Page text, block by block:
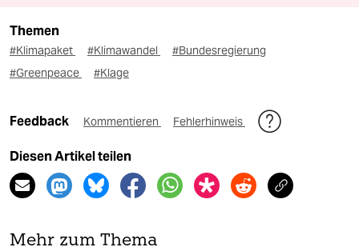
Themen
#Klimapaket #Klimawandel
#Bundesregierung
#Greenpeace
#Klage
Feedback Kommentieren Fehlerhinweis
Diesen Artikel teilen
Mehr zum Thema